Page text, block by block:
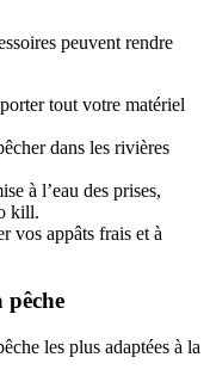
peuvent rendre
tout votre matériel
dans les rivières
à l’eau des prises,
kill.
vos appâts frais et à
pêche
les plus adaptées à la